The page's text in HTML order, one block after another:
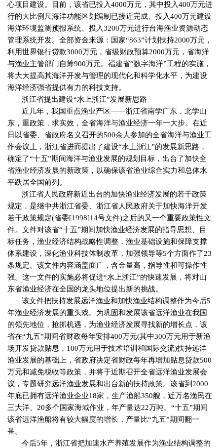
心项目建设。目前，该省已投入4000万元，其中投入400万元进
行的大比例尺海洋功能区划编制已接近完成、投入400万元建设
海洋环境监测预报系统、投入3200万元进行台海渔业资源动态
管理系统开发。全部资金来源：国家“863”计划扶持2000万元，
利用世界银行贷款3000万元，省级财政预算2000万元，省海洋
与渔业主管部门自筹900万元。福建省“数字海洋”工程的实施，
将大大提高其海洋开发与管理的现代化和科学化水平，为建设
海洋经济强省提供有力的科技支持。
浙江省提出建设“水上浙江”发展新思路
近几年，我国重点渔业产区——浙江省南学广东，北学山
东，重政策，求实效，全省海洋与渔业经济一年一大步。在近
日以省委、省政府名义召开的500余人参加的全省海洋与渔业工
作会议上，浙江省进而提出了建设“水上浙江”的发展新思路，
确定了“十五”期间海洋与渔业发展的规划目标，出台了加快全
省渔业经济发展的新政策，以确保该省渔业综合实力和总体水
平跃居全国前列。
浙江省人民政府新近出台的加快渔业经济发展的若干政策
规定，是继中共浙江省委、浙江省人民政府关于加快海洋开发
若干政策规定(省委[1998]14号文件)之后的又一个重要政策性文
件。文件对该省“十五”期间加快渔业经济发展的指导思想、目
标任务，渔业经济结构战略性调整，渔业基础设施和保障支撑
体系建设，深化渔业科技体制改革，加强领导等5个方面作了23
条规定。该文件内容涵盖面广，含金量高，指导性和可操作性
强。这一文件的实施必将促进“水上浙江”的快速发展，将对山
东省渔业经济在全国的龙头地位提出新的挑战。
该文件把扶持发展远洋渔业和加快渔业结构调整作为今后5
年渔业经济发展的重头戏。为巩固和发展该省远洋渔业在我国
的领先地位，抢抓机遇，为渔业经济发展寻找新的增长点，该
省在“九五”期间省财政每年安排400万元(其中300万元用于新渔
场开发贷款贴息， 100万元用于技术培训和国际交流)扶持远洋
渔业发展的基础上，省政府决定省财政每年再增加贴息贷款500
万元和减免税收等政策，并将于近期召开全省远洋渔业发展会
议，专题研究远洋渔业发展和出台新的扶持政策。该省到 2000
年底已拥有远洋渔业企业18家，生产渔船350艘，近万名渔民在
三大洋、 20多个国家海域作业，年产量达22万吨。“十五”期间
该省远洋渔船将有较大幅度的增长，产量比“九五”期间翻一
番。
今后5年，浙江省把加速水产养殖发展作为渔业结构调整的